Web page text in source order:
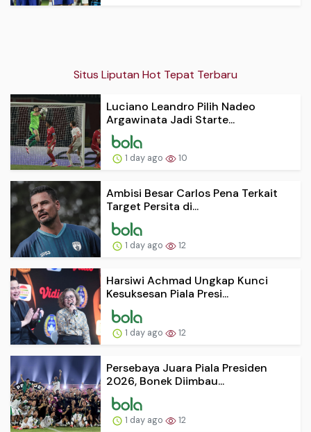
Situs Liputan Hot Tepat Terbaru
Luciano Leandro Pilih Nadeo
Argawinata Jadi Starte...
1 day ago 10
Ambisi Besar Carlos Pena Terkait
Target Persita di...
1 day ago 12
Harsiwi Achmad Ungkap Kunci
Kesuksesan Piala Presi...
1 day ago 12
Persebaya Juara Piala Presiden
2026, Bonek Diimbau...
1 day ago 12